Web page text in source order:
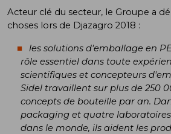
Acteur clé du secteur, le Groupe a
choses lors de Djazagro 2018 :
les solutions d'emballage en
rôle essentiel dans toute
scientifiques et concepteurs
Sidel travaillent sur plus de 250
concepts de bouteille par an.
packaging et quatre
dans le monde, ils aident les